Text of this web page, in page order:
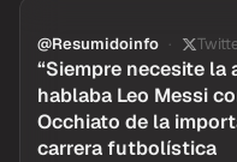
@Resumidoinfo
“Siempre necesite la
hablaba Leo Messi
Occhiato de la
carrera futbolística